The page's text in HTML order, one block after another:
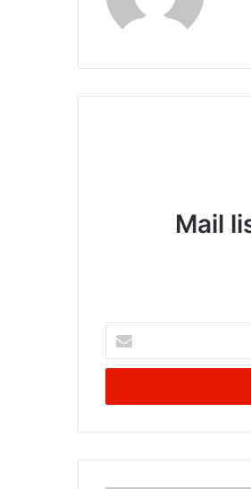
Mail
Posta
adresinizi